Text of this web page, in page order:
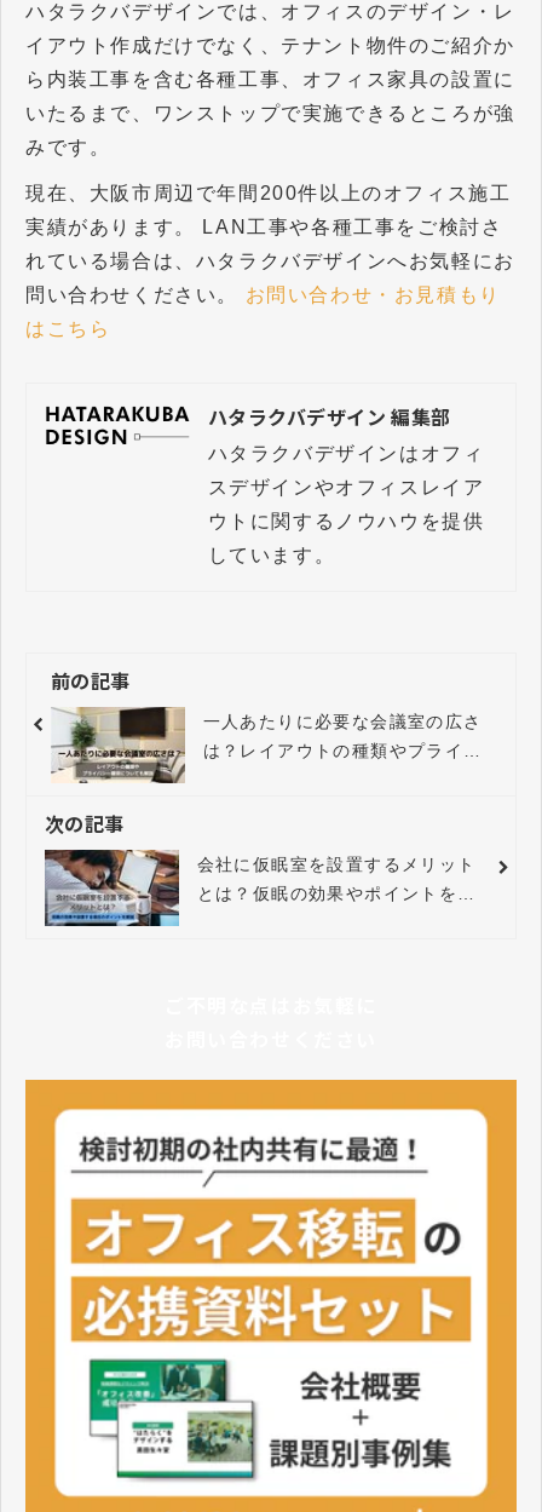
ハタラクバデザインでは、オフィスのデザイン・レ
イアウト作成だけでなく、テナント物件のご紹介か
ら内装工事を含む各種工事、オフィス家具の設置に
いたるまで、ワンストップで実施できるところが強
みです。
現在、大阪市周辺で年間200件以上のオフィス施工
実績があります。 LAN工事や各種工事をご検討さ
れている場合は、ハタラクバデザインへお気軽にお
問い合わせください。 お問い合わせ・お見積もり
はこちら
ハタラクバデザイン 編集部
ハタラクバデザインはオフィ
スデザインやオフィスレイア
ウトに関するノウハウを提供
しています。
前の記事
一人あたりに必要な会議室の広さ
は？レイアウトの種類やプライバ
次の記事
会社に仮眠室を設置するメリット
とは？仮眠の効果やポイントを解